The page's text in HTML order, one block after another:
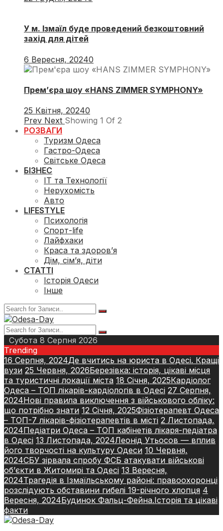
У м. Ізмаїл буде проведений безкоштовний
захід для дітей
6 Вересня, 20240
Прем’єра шоу «HANS ZIMMER SYMPHONY»
25 Квітня, 20240
Prev Next Showing 1 Of 2
РОЗВАГИ
Туризм Одеса
Гастро-Одеса
Світське Одеса
БІЗНЕС
ІТ та Технології
Нерухомість
Авто
LIFESTYLE
Психологія
Спорт-life
Лайфхаки
Краса та здоров’я
Дім, сім’я, діти
СТАТТІ
Історія Одеси
Інше
Субота 8 Серпня 2026
Trending
16 Серпня, 2024Де вчитись на юриста в Одесі. Кращі
вузи 25 Червня, 2026Березівка: історія, цікаві місця
та туристичні локації міста 18 Січня, 2025Кардіолог
Одеса – ТОП лікарів-кардіологів в Одесі 27 Серпня,
2024Нові правила виключення з військового обліку:
що потрібно знати 12 Січня, 2025Фізіотерапевт Одеса
– ТОП-7 лікарів-фізіотерапевтів в місті 2 Листопада,
2024Педіатри Одеса – ТОП кабінетів лікаря-педіатра
в Одесі 13 Листопада, 2024Леонід Утьосов — вплив
його творчості на культуру Одеси 10 Червня,
2024СБУ зірвала спробу ФСБ атакувати військові
об’єкти в Житомирі та Одесі 13 Вересня,
2024Трагедія в Ізмаїльському районі: правоохоронці
розслідують обставини гибелі 19-річного хлопця 4
Вересня, 2024Будинок Фальц-Фейна.Історія та цікаві
факти